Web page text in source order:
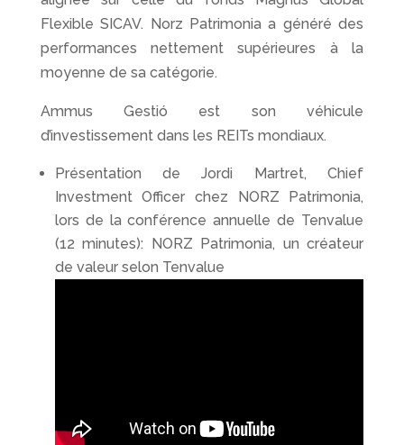
Flexible SICAV. Norz Patrimonia a généré des
performances nettement supérieures à la
moyenne de sa catégorie.
Ammus Gestió est son véhicule
d’investissement dans les REITs mondiaux.
Présentation de Jordi Martret, Chief
Investment Officer chez NORZ Patrimonia,
lors de la conférence annuelle de Tenvalue
(12 minutes): NORZ Patrimonia, un créateur
de valeur selon Tenvalue